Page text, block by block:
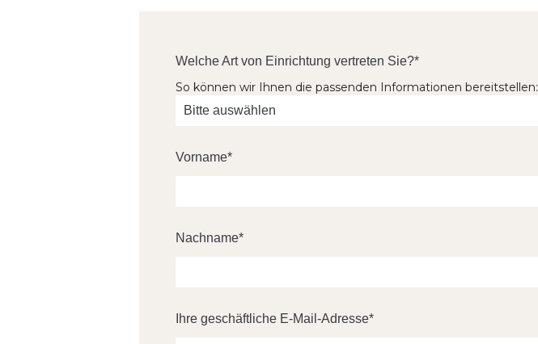
Welche Art von Einrichtung vertreten Sie?*
So können wir Ihnen die passenden Informationen bereitstellen:
Vorname*
Nachname*
Ihre geschäftliche E-Mail-Adresse*